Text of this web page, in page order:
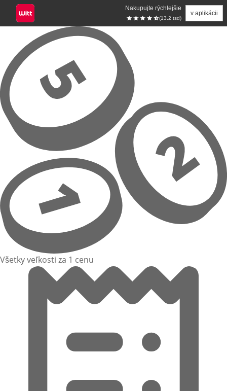
Nakupujte rýchlejšie
(13.2 tsd)
v aplikácii
Prejsť na hlavný obsah
Všetky veľkosti za 1 cenu